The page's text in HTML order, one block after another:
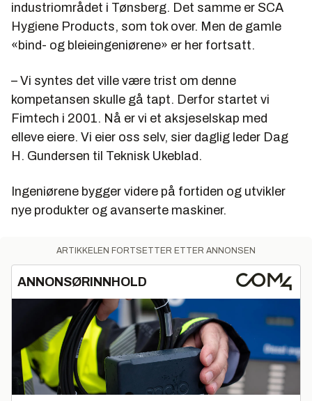
industriområdet i Tønsberg. Det samme er SCA
Hygiene Products, som tok over. Men de gamle
«bind- og bleieingeniørene» er her fortsatt.
– Vi syntes det ville være trist om denne
kompetansen skulle gå tapt. Derfor startet vi
Fimtech i 2001. Nå er vi et aksjeselskap med
elleve eiere. Vi eier oss selv, sier daglig leder Dag
H. Gundersen til Teknisk Ukeblad.
Ingeniørene bygger videre på fortiden og utvikler
nye produkter og avanserte maskiner.
ARTIKKELEN FORTSETTER ETTER ANNONSEN
ANNONSØRINNHOLD